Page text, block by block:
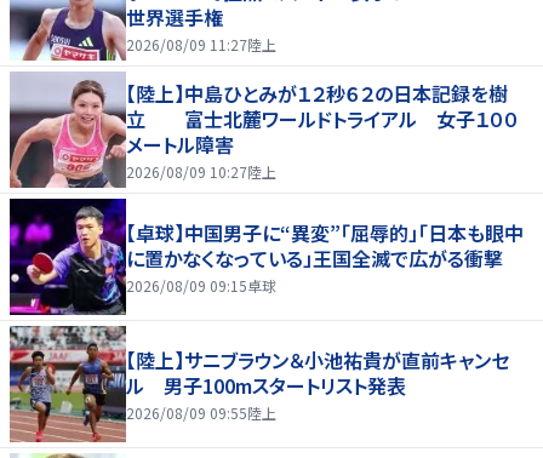
世界選手権
2026/08/09 11:27陸上
【陸上】中島ひとみが１２秒６２の日本記録を樹
立 富士北麓ワールドトライアル 女子１００
メートル障害
2026/08/09 10:27陸上
【卓球】中国男子に“異変”「屈辱的」「日本も眼中
に置かなくなっている」王国全滅で広がる衝撃
2026/08/09 09:15卓球
【陸上】サニブラウン＆小池祐貴が直前キャンセ
ル 男子100mスタートリスト発表
2026/08/09 09:55陸上